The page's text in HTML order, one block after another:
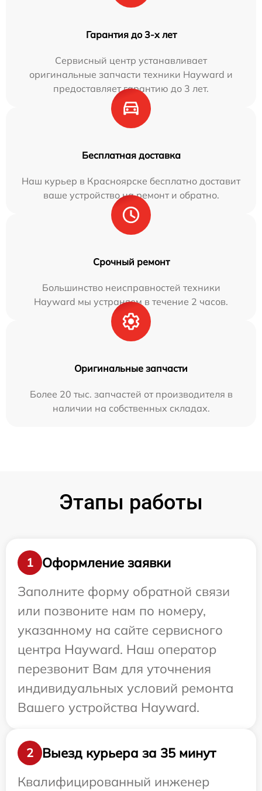
Гарантия до 3-х лет
Сервисный центр устанавливает
оригинальные запчасти техники Hayward и
предоставляет гарантию до 3 лет.
Бесплатная доставка
Наш курьер в Красноярске бесплатно доставит
ваше устройство на ремонт и обратно.
Срочный ремонт
Большинство неисправностей техники
Hayward мы устраняем в течение 2 часов.
Оригинальные запчасти
Более 20 тыс. запчастей от производителя в
наличии на собственных складах.
Этапы работы
1
Оформление заявки
Заполните форму обратной связи
или позвоните нам по номеру,
указанному на сайте сервисного
центра Hayward. Наш оператор
перезвонит Вам для уточнения
индивидуальных условий ремонта
Вашего устройства Hayward.
2
Выезд курьера за 35 минут
Квалифицированный инженер